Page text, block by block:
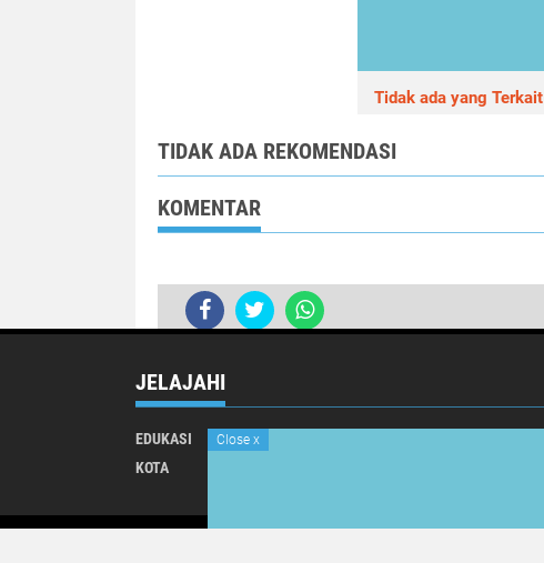
Tidak ada yang Terkait
TIDAK ADA REKOMENDASI
KOMENTAR
JELAJAHI
EDUKASI
KOTA
Close x